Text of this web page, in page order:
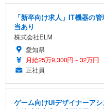
「新卒向け求人」IT機器の
当あり
株式会社ELM
愛知県
月給25万9,300円～32万円
正社員
ゲーム向けUIデザイナーア